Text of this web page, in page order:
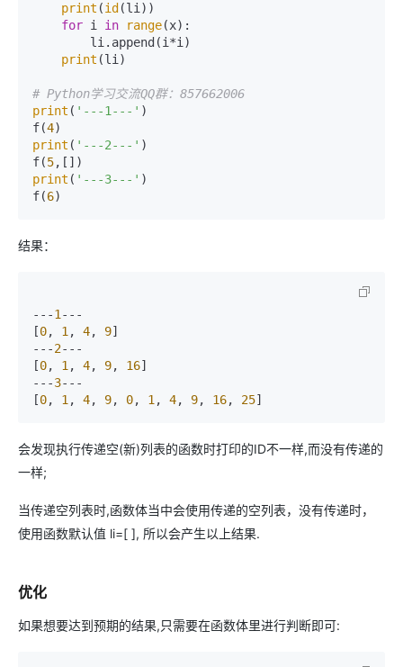
print (id (li))
for i in range(x):
print (li)
# Python学习交流QQ群：857662006
print ( '---1---' )
f(4
print ( '---2---' )
f(5
print ( '---3---' )
f(6)
结果：
---1 ---
[0, 1 , 4, 9]
---2---
[0, 1 , 4, 9, 16]
---3---
[0, 1 , 4, 9, 0, 1 , 4, 9, 16, 25]
会发现执行传递空(新)列表的函数时打印的ID不一样,而没有传递的
一样;
当传递空列表时,函数体当中会使用传递的空列表，没有传递时，
使用函数默认值 li=[ ], 所以会产生以上结果.
优化
如果想要达到预期的结果,只需要在函数体里进行判断即可: